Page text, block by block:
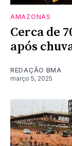
AMAZONAS
Cerca de
após
REDAÇÃO BMA
março 5, 2025